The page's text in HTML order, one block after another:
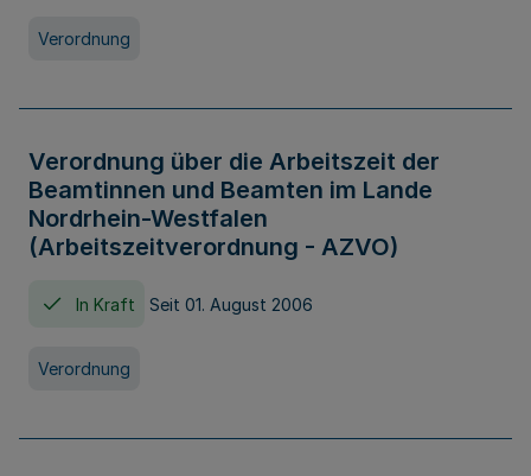
Verordnung
Verordnung über die Arbeitszeit der
Beamtinnen und Beamten im Lande
Nordrhein-Westfalen
(Arbeitszeitverordnung - AZVO)
In Kraft Seit 01. August 2006
Verordnung